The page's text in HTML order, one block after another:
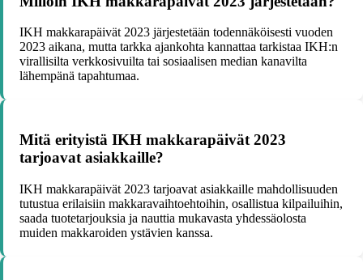
IKH makkarapäivät 2023 järjestetään todennäköisesti vuoden
2023 aikana, mutta tarkka ajankohta kannattaa tarkistaa IKH:n
virallisilta verkkosivuilta tai sosiaalisen median kanavilta
lähempänä tapahtumaa.
Mitä erityistä IKH makkarapäivät 2023
tarjoavat asiakkaille?
IKH makkarapäivät 2023 tarjoavat asiakkaille mahdollisuuden
tutustua erilaisiin makkaravaihtoehtoihin, osallistua kilpailuihin,
saada tuotetarjouksia ja nauttia mukavasta yhdessäolosta
muiden makkaroiden ystävien kanssa.